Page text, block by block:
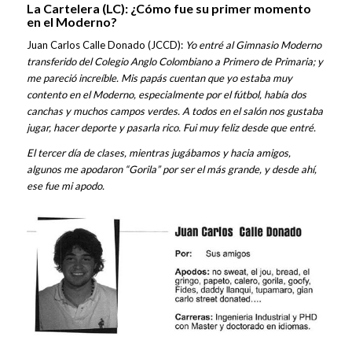
La Cartelera (LC): ¿Cómo fue su primer momento
en el Moderno?
Juan Carlos Calle Donado (JCCD): Yo entré al Gimnasio Moderno
transferido del Colegio Anglo Colombiano a Primero de Primaria; y
me pareció increíble. Mis papás cuentan que yo estaba muy
contento en el Moderno, especialmente por el fútbol, había dos
canchas y muchos campos verdes. A todos en el salón nos gustaba
jugar, hacer deporte y pasarla rico. Fui muy feliz desde que entré.
El tercer día de clases, mientras jugábamos y hacia amigos,
algunos me apodaron “Gorila” por ser el más grande, y desde ahí,
ese fue mi apodo.